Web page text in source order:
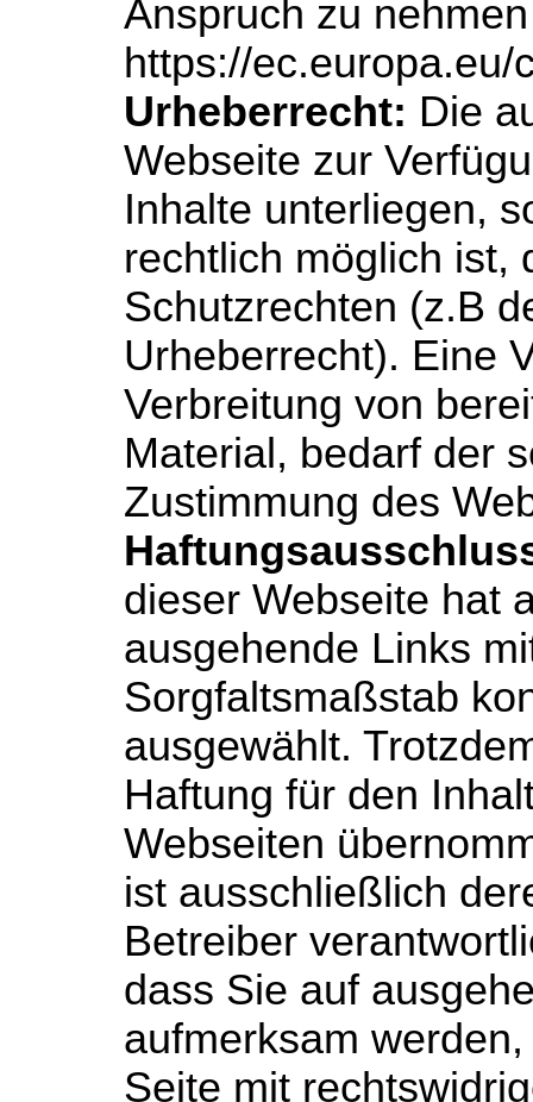
Anspruch zu nehmen
https://ec.europa.eu/
Urheberrecht: Die
Webseite zur
Inhalte unterliegen,
rechtlich möglich ist,
Schutzrechten (z.B
Urheberrecht). Eine
Verbreitung von
Material, bedarf der
Zustimmung des
dieser Webseite hat
ausgehende Links
Sorgfaltsmaßstab
ausgewählt.
Haftung für den
Webseiten
ist ausschließlich
Betreiber
dass Sie auf
aufmerksam
Seite mit